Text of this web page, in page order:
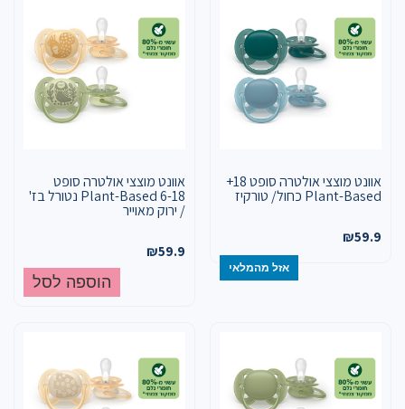
אוונט מוצצי אולטרה סופט 18+
Plant-Based כחול/ טורקיז
₪59.9
אזל מהמלאי
אוונט מוצצי אולטרה סופט
Plant-Based 6-18 נטורל בז'
/ ירוק מאוייר
₪59.9
הוספה לסל